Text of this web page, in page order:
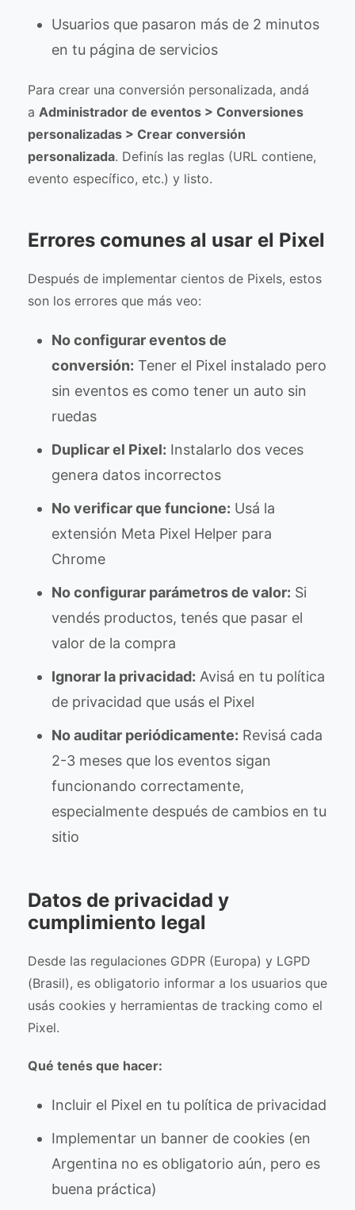
Usuarios que pasaron más de 2 minutos
en tu página de servicios
Para crear una conversión personalizada, andá
a Administrador de eventos > Conversiones
personalizadas > Crear conversión
personalizada. Definís las reglas (URL contiene,
evento específico, etc.) y listo.
Errores comunes al usar el Pixel
Después de implementar cientos de Pixels, estos
son los errores que más veo:
No configurar eventos de
conversión: Tener el Pixel instalado pero
sin eventos es como tener un auto sin
ruedas
Duplicar el Pixel: Instalarlo dos veces
genera datos incorrectos
No verificar que funcione: Usá la
extensión Meta Pixel Helper para
Chrome
No configurar parámetros de valor: Si
vendés productos, tenés que pasar el
valor de la compra
Ignorar la privacidad: Avisá en tu política
de privacidad que usás el Pixel
No auditar periódicamente: Revisá cada
2-3 meses que los eventos sigan
funcionando correctamente,
especialmente después de cambios en tu
sitio
Datos de privacidad y
cumplimiento legal
Desde las regulaciones GDPR (Europa) y LGPD
(Brasil), es obligatorio informar a los usuarios que
usás cookies y herramientas de tracking como el
Pixel.
Qué tenés que hacer:
Incluir el Pixel en tu política de privacidad
Implementar un banner de cookies (en
Argentina no es obligatorio aún, pero es
buena práctica)